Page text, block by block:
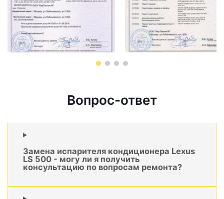
Вопрос-ответ
Замена испарителя кондиционера Lexus
LS 500 - могу ли я получить
консультацию по вопросам ремонта?